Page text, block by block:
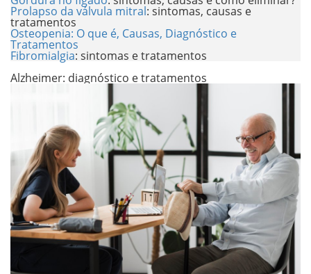
Prolapso da válvula mitral: sintomas, causas e
tratamentos
Osteopenia: O que é, Causas, Diagnóstico e
Tratamentos
Fibromialgia: sintomas e tratamentos
Alzheimer: diagnóstico e tratamentos